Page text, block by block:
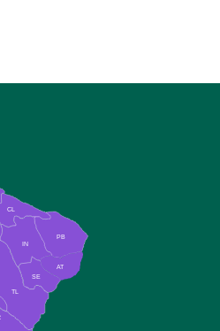
CL
PB
SE
TL
IN
AT